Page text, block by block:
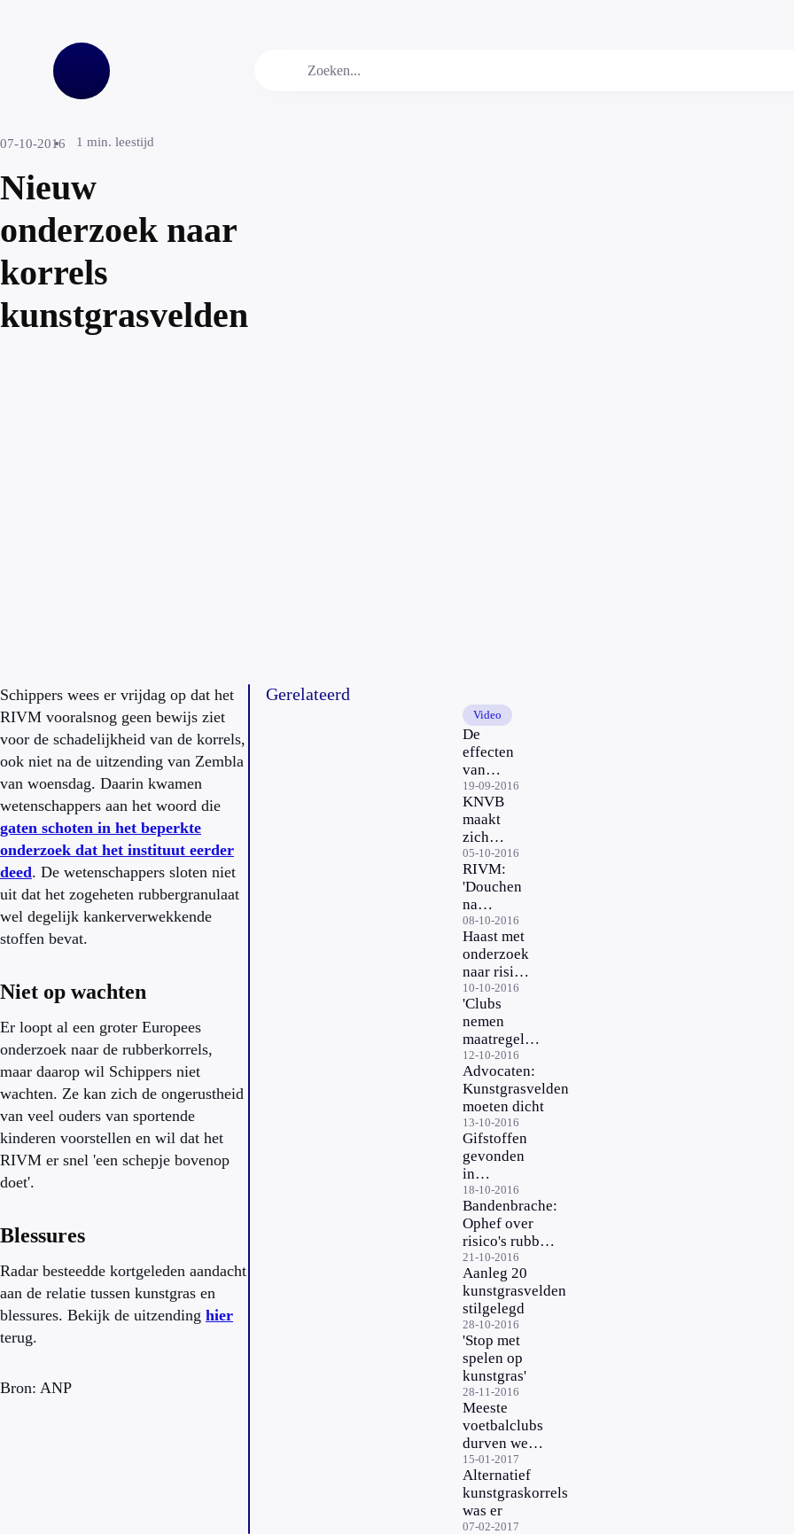
07-10-2016 1 min. leestijd
Nieuw
onderzoek naar
korrels
kunstgrasvelden
Schippers wees er vrijdag op dat het
RIVM vooralsnog geen bewijs ziet
voor de schadelijkheid van de korrels,
ook niet na de uitzending van Zembla
van woensdag. Daarin kwamen
wetenschappers aan het woord die
gaten schoten in het beperkte
onderzoek dat het instituut eerder
deed. De wetenschappers sloten niet
uit dat het zogeheten rubbergranulaat
wel degelijk kankerverwekkende
stoffen bevat.
Niet op wachten
Er loopt al een groter Europees
onderzoek naar de rubberkorrels,
maar daarop wil Schippers niet
wachten. Ze kan zich de ongerustheid
van veel ouders van sportende
kinderen voorstellen en wil dat het
RIVM er snel 'een schepje bovenop
doet'.
Blessures
Radar besteedde kortgeleden aandacht
aan de relatie tussen kunstgras en
blessures. Bekijk de uitzending hier
terug.
Bron: ANP
Gerelateerd
Video
De
effecten
van
kunstgras
19-09-2016
KNVB
maakt
zich
zorgen
over
rubberen
korrels
kunstgras
05-10-2016
RIVM:
'Douchen
na
sporten
op
kunstgras'
08-10-2016
Haast met
onderzoek
naar risico
kunstgras
10-10-2016
'Clubs
nemen
maatregelen
om
kunstgras'
12-10-2016
Advocaten:
Kunstgrasvelden
moeten dicht
13-10-2016
Gifstoffen
gevonden
in
rubberen
tegels
18-10-2016
Bandenbrache:
Ophef over
risico's rubber
in kunstgras
onnodig
21-10-2016
Aanleg 20
kunstgrasvelden
stilgelegd
28-10-2016
'Stop met
spelen op
kunstgras'
28-11-2016
Meeste
voetbalclubs
durven weer
op kunstgras
te spelen
15-01-2017
Alternatief
kunstgraskorrels
was er
07-02-2017